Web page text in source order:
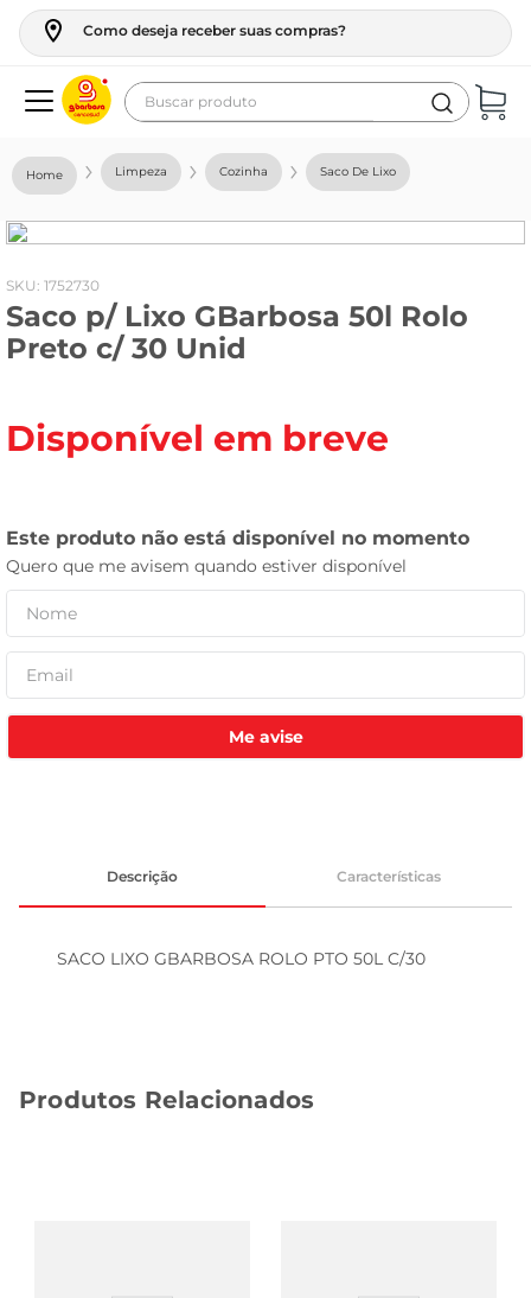
Como deseja receber suas compras?
Buscar produto
Limpeza Cozinha Saco De Lixo
: 1752730
Saco p/ Lixo GBarbosa 50l Rolo
Preto c/ 30 Unid
Disponível em breve
Me avise
Descrição Características
SACO LIXO GBARBOSA ROLO PTO 50L C/30
Produtos Relacionados
geladeira
fogao
café
cerveja
leite
tv